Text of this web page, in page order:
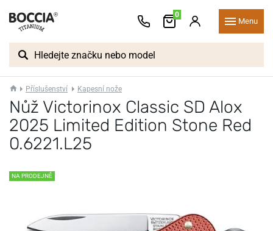
0
Menu
Příslušenství Kapesní nože
Nůž Victorinox Classic SD Alox
2025 Limited Edition Stone Red
0.6221.L25
NA PRODEJNĚ